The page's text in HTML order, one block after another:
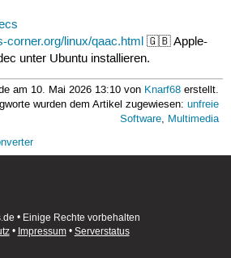
corner.org/linux/qaac.html 🇬🇧 Apple-
unter Ubuntu installieren.
am 10. Mai 2026 13:10 von Knarf68 erstellt.
wurden dem Artikel zugewiesen:unfreie
Software, Multimedia
• Einige Rechte vorbehalten
• Impressum• Serverstatus